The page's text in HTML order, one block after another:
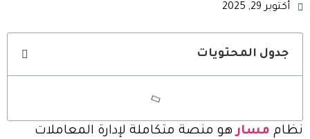
أكتوبر 29, 2025
جدول المحتويات
نظام مسارهو منصة متكاملة لإدارة المعاملات